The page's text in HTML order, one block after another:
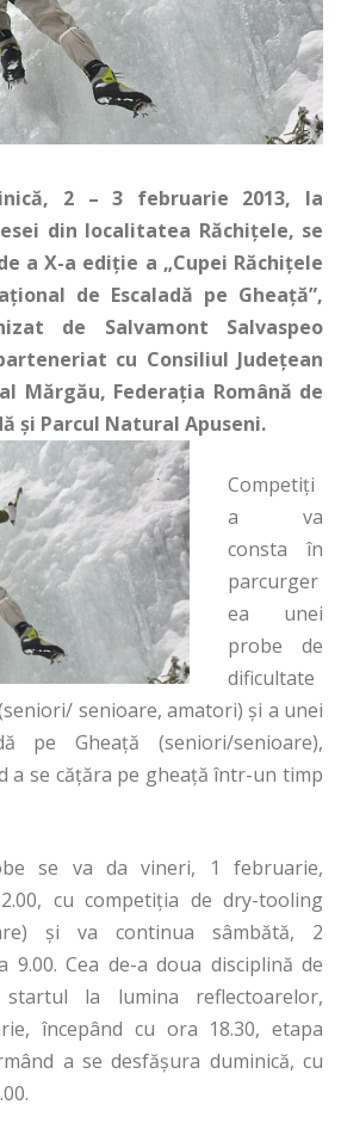
2 – 3 februarie 2013, la
din localitatea Răchiţele, se
a X-a ediţie a „Cupei Răchiţele
de Escaladă pe Gheaţă”,
de Salvamont Salvaspeo
cu Consiliul Judeţean
Mărgău, Federaţia Română de
şi Parcul Natural Apuseni.
Competiţi
a va
consta în
parcurger
ea unei
probe de
dificultate
senioare, amatori) şi a unei
pe Gheaţă (seniori/senioare),
a se căţăra pe gheaţă într-un timp
se va da vineri, 1 februarie,
cu competiţia de dry-tooling
şi va continua sâmbătă, 2
Cea de-a doua disciplină de
la lumina reflectoarelor,
începând cu ora 18.30, etapa
a se desfăşura duminică, cu